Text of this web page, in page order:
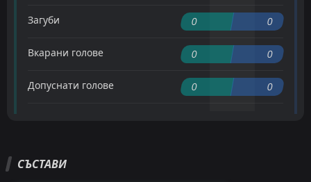
Загуби 0 0
Вкарани голове 0 0
Допуснати голове 0 0
СЪСТАВИ